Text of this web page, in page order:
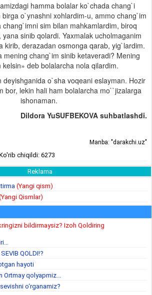
hamma bolalar ko`chada chang`i
o`ynashni xohlardim-u, ammo chang`im
sim bilan mahkamlardim, biroq
sinib qolardi. Yaxmalak ucholmaganim
kirib, derazadan osmonga qarab, yig`lardim.
mening chang`im sinib ketaveradi? Mening
kelsin» deb bolalarcha nola qilardim.
deyishganida o`sha voqeani eslayman. Hozir
bor, lekin hali ham bolalarcha mo``jizalarga
ishonaman.
Dildora YuSUFBEKOVA suhbatlashdi.
Manba: "darakchi.uz"
chiqildi: 6273
Reklama
(Yangi qism)
Qismlar)
bildirmaysiz? Izoh Qoldiring
QOLDI!?
hayoti
Ortmay qolyapmiz...
o‘rganamiz?